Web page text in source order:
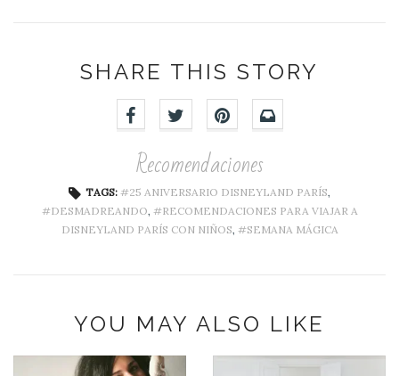
SHARE THIS STORY
Recomendaciones
TAGS: 25 ANIVERSARIO DISNEYLAND PARÍS,
DESMADREANDO,
RECOMENDACIONES PARA VIAJAR A
DISNEYLAND PARÍS CON NIÑOS, SEMANA MÁGICA
YOU MAY ALSO LIKE